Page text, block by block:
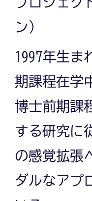
ン）
1997年生ま
期課程在学
博士前期課
する研究に
の感覚拡張
ダルなアプ